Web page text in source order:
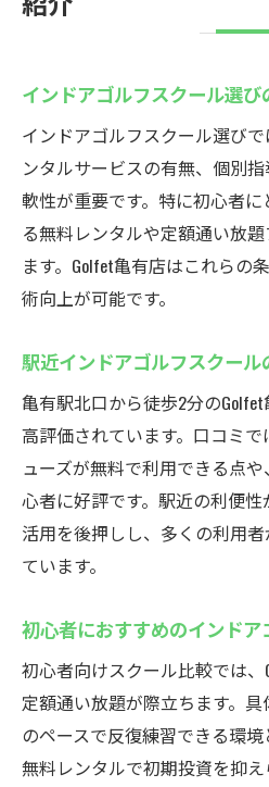
インドアゴルフスク
理由
通いやすさ重視のイ
案内
駅近インドアゴルフ
ト
ールの快適さ
の選び方
インドアゴルフスク
性
仕事帰りに寄れるインド
短時間でも上達でき
ール活用術
会社帰りに手軽に通
クール
インドアゴルフスク
インドアゴルフスクール選
インドアゴルフスクール選び
ンタルサービスの有無、個別
軟性が重要です。特に初心者
る無料レンタルや定額通い放
ます。Golfet亀有店はこれらの
術向上が可能です。
駅近インドアゴルフスクー
亀有駅北口から徒歩2分の
高評価されています。口コミ
ューズが無料で利用できる点
心者に好評です。駅近の利便
活用を後押しし、多くの利用
ています。
初心者におすすめのインド
初心者向けスクール比較では
定額通い放題が際立ちます。
のペースで反復練習できる環
無料レンタルで初期投資を抑